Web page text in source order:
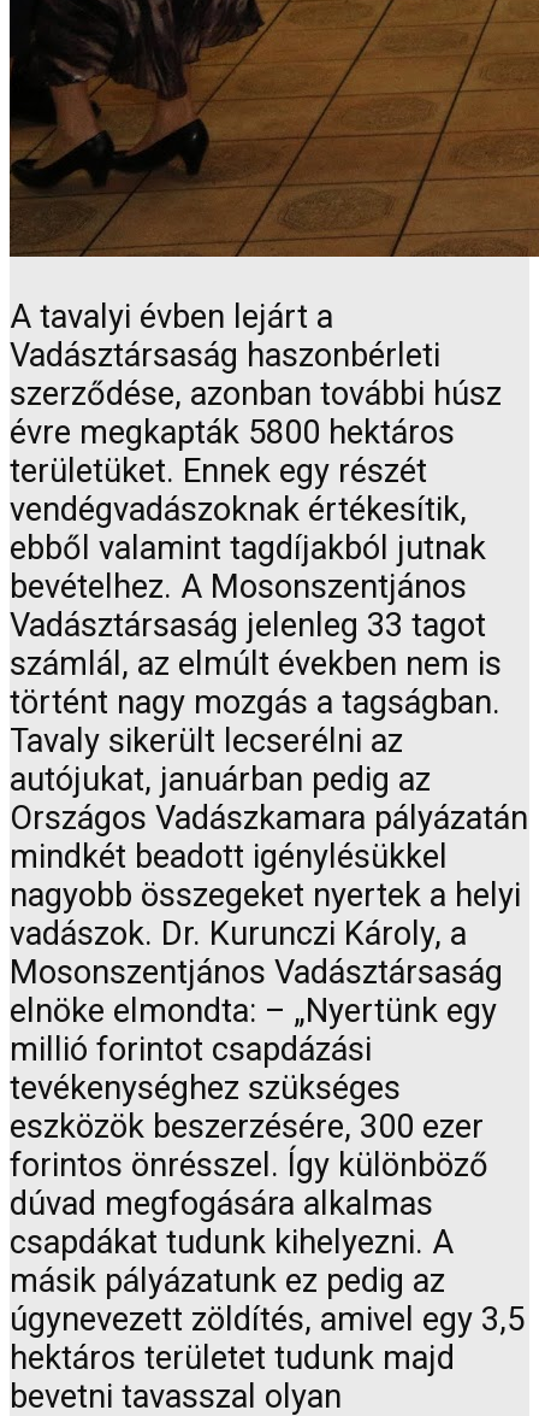
A tavalyi évben lejárt a
Vadásztársaság haszonbérleti
szerződése, azonban további húsz
évre megkapták 5800 hektáros
területüket. Ennek egy részét
vendégvadászoknak értékesítik,
ebből valamint tagdíjakból jutnak
bevételhez. A Mosonszentjános
Vadásztársaság jelenleg 33 tagot
számlál, az elmúlt években nem is
történt nagy mozgás a tagságban.
Tavaly sikerült lecserélni az
autójukat, januárban pedig az
Országos Vadászkamara pályázatán
mindkét beadott igénylésükkel
nagyobb összegeket nyertek a helyi
vadászok. Dr. Kurunczi Károly, a
Mosonszentjános Vadásztársaság
elnöke elmondta: – „Nyertünk egy
millió forintot csapdázási
tevékenységhez szükséges
eszközök beszerzésére, 300 ezer
forintos önrésszel. Így különböző
dúvad megfogására alkalmas
csapdákat tudunk kihelyezni. A
másik pályázatunk ez pedig az
úgynevezett zöldítés, amivel egy 3,5
hektáros területet tudunk majd
bevetni tavasszal olyan